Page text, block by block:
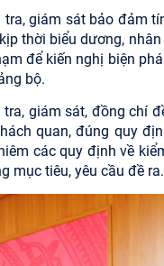
giám sát bảo đảm
thời biểu dương,
để kiến nghị biện
bộ.
giám sát, đồng chí
quan, đúng quy
các quy định về
mục tiêu, yêu cầu đề ra.